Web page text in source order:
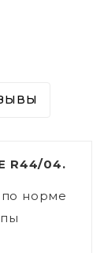
R44/04.
норме